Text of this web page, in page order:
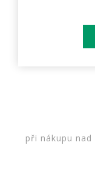
při nákupu nad